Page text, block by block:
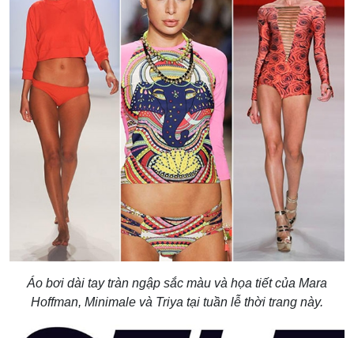
Áo bơi dài tay tràn ngập sắc màu và họa tiết của Mara
Hoffman, Minimale và Triya tại tuần lễ thời trang này.